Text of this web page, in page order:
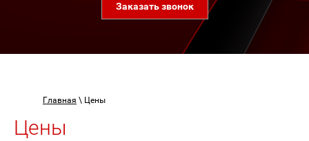
Заказать звонок
Главная \ Цены
Цены